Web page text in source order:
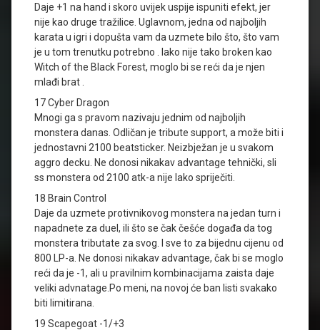
Daje +1 na hand i skoro uvijek uspije ispuniti efekt, jer
nije kao druge tražilice. Uglavnom, jedna od najboljih
karata u igri i dopušta vam da uzmete bilo što, što vam
je u tom trenutku potrebno . Iako nije tako broken kao
Witch of the Black Forest, moglo bi se reći da je njen
mlađi brat .
17 Cyber Dragon
Mnogi ga s pravom nazivaju jednim od najboljih
monstera danas. Odličan je tribute support, a može biti i
jednostavni 2100 beatsticker. Neizbježan je u svakom
aggro decku. Ne donosi nikakav advantage tehnički, sli
ss monstera od 2100 atk-a nije lako spriječiti.
18 Brain Control
Daje da uzmete protivnikovog monstera na jedan turn i
napadnete za duel, ili što se čak češće događa da tog
monstera tributate za svog. I sve to za bijednu cijenu od
800 LP-a. Ne donosi nikakav advantage, čak bi se moglo
reći da je -1, ali u pravilnim kombinacijama zaista daje
veliki advnatage.Po meni, na novoj će ban listi svakako
biti limitirana.
19 Scapegoat -1/+3